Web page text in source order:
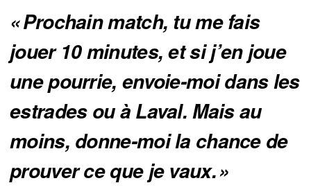
« Prochain match, tu me fais
jouer 10 minutes, et si j’en joue
une pourrie, envoie-moi dans les
estrades ou à Laval. Mais au
moins, donne-moi la chance de
prouver ce que je vaux. »